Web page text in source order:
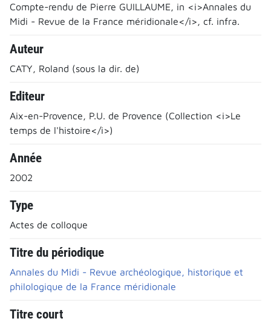
Compte-rendu de Pierre GUILLAUME, in <i>Annales du
Midi - Revue de la France méridionale</i>, cf. infra.
Auteur
CATY, Roland (sous la dir. de)
Editeur
Aix-en-Provence, P.U. de Provence (Collection <i>Le
temps de l'histoire</i>)
Année
2002
Type
Actes de colloque
Titre du périodique
Annales du Midi - Revue archéologique, historique et
philologique de la France méridionale
Titre court